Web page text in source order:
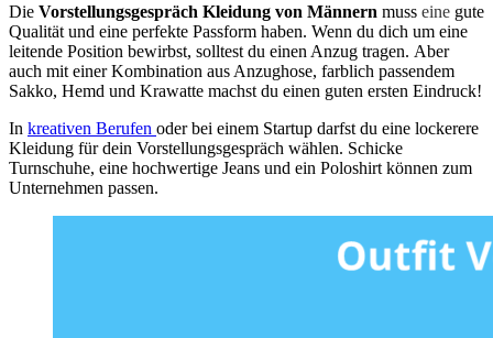
Die Vorstellungsgespräch Kleidung von Männern muss eine gute
Qualität und eine perfekte Passform haben. Wenn du dich um eine
leitende Position bewirbst, solltest du einen Anzug tragen. Aber
auch mit einer Kombination aus Anzughose, farblich passendem
Sakko, Hemd und Krawatte machst du einen guten ersten Eindruck!
In kreativen Berufen oder bei einem Startup darfst du eine lockerere
Kleidung für dein Vorstellungsgespräch wählen. Schicke
Turnschuhe, eine hochwertige Jeans und ein Poloshirt können zum
Unternehmen passen.